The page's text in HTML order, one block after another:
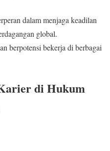
dalam menjaga keadilan
global.
berpotensi bekerja di berbagai
di Hukum